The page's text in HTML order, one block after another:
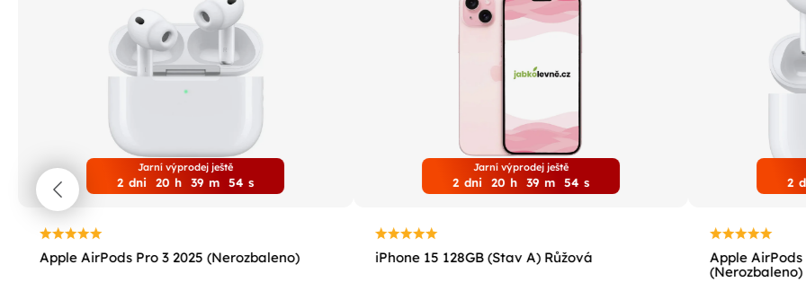
Jarní výprodej ještě
2 dni 20 h 39 m 53 s
Apple AirPods Pro 3 2025 (Nerozbaleno)
Jarní výprodej ještě
2 dni 20 h 39 m 53 s
iPhone 15 128GB (Stav A) Růžová
2
Apple AirPods
(Nerozbaleno)